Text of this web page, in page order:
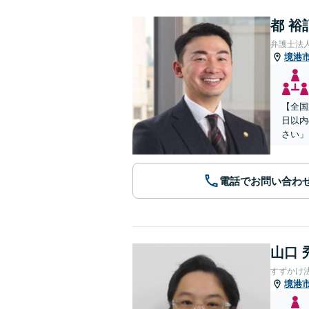
都 裕
弁護士法
境港
【全
日以
さい
電話でお問い合わ
山口
すずかけ
境港